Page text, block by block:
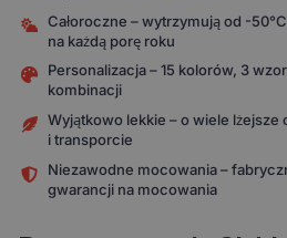
Całoroczne – wytrzymują od -
na każdą porę roku
Personalizacja – 15 kolorów, 3
kombinacji
Wyjątkowo lekkie – o wiele
i transporcie
Niezawodne mocowania –
gwarancji na mocowania